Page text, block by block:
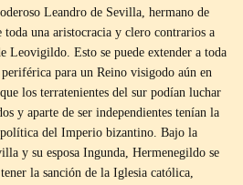
Leandro de Sevilla, hermano de
una aristocracia y clero contrarios a
Leovigildo. Esto se puede extender a toda
para un Reino visigodo aún en
los terratenientes del sur podían luchar
y aparte de ser independientes tenían la
del Imperio bizantino. Bajo la
y su esposa Ingunda, Hermenegildo se
la sanción de la Iglesia católica,